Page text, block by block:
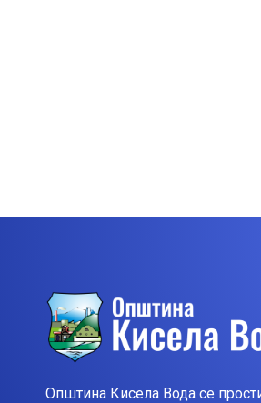
Општина Кисела Вода се